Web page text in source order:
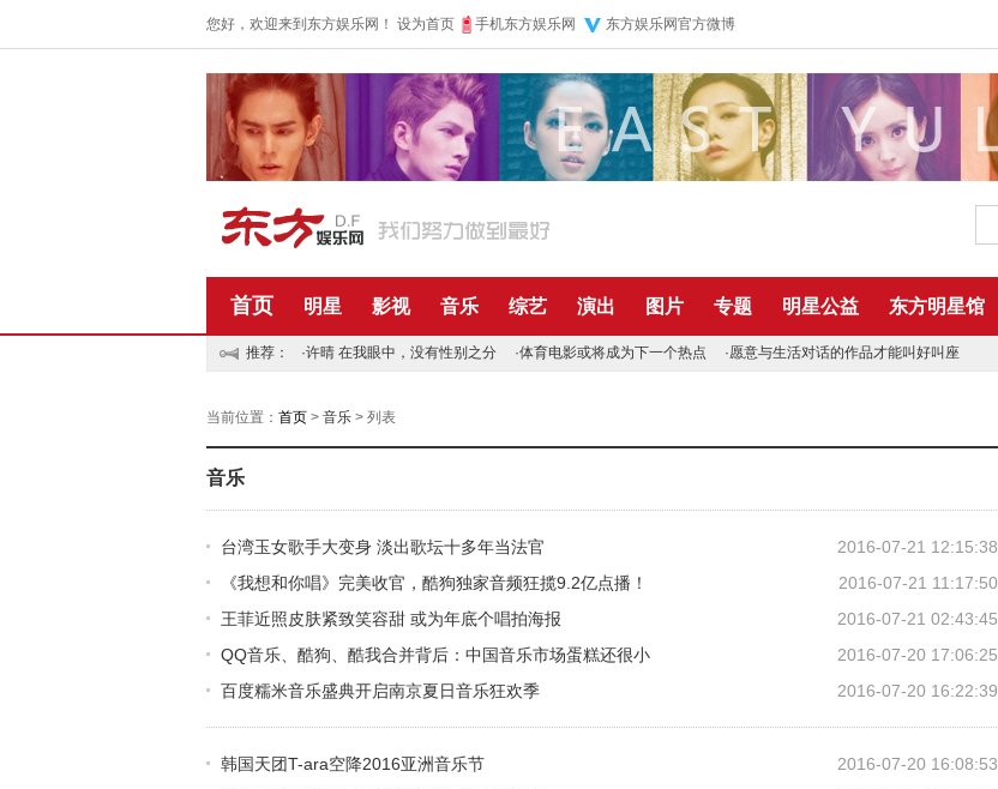
您好，欢迎来到东方娱乐网！ 设为首页 手机东方娱乐网 东方娱乐网官方微博
首页 明星 影视 音乐 综艺 演出 图片 专题 明星公益 东方明星馆
推荐： ·许晴 在我眼中，没有性别之分 ·体育电影或将成为下一个热点 ·愿意与生活对话的作品才能叫好叫座
当前位置： 首页 > 音乐 > 列表
音乐
2016-07-21 12:15:38
台湾玉女歌手大变身 淡出歌坛十多年当法官
2016-07-21 11:17:50
《我想和你唱》完美收官，酷狗独家音频狂揽9.2亿点播！
2016-07-21 02:43:45
王菲近照皮肤紧致笑容甜 或为年底个唱拍海报
2016-07-20 17:06:25
QQ音乐、酷狗、酷我合并背后：中国音乐市场蛋糕还很小
2016-07-20 16:22:39
百度糯米音乐盛典开启南京夏日音乐狂欢季
2016-07-20 16:08:53
韩国天团T-ara空降2016亚洲音乐节